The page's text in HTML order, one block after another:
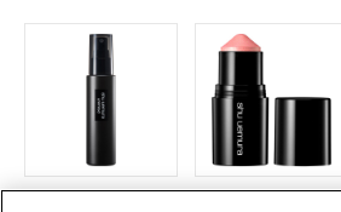
シュウ ウエムラ
シュウ ウエムラ